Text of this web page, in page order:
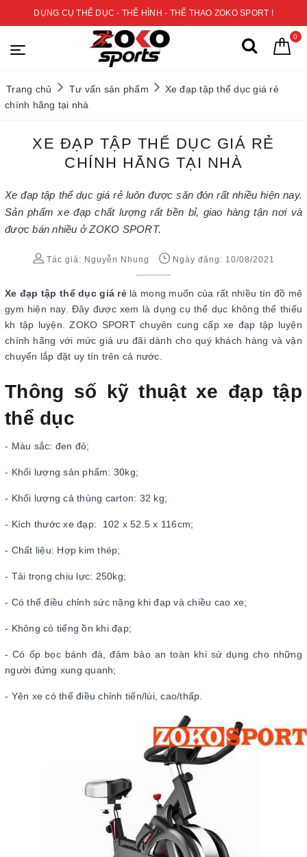
DỤNG CỤ THỂ DỤC - THỂ HÌNH - THỂ THAO ZOKO SPORT !
0
Trang chủ Tư vấn sản phẩm
Xe đạp tập thể dục giá rẻ
chính hãng tại nhà
XE ĐẠP TẬP THỂ DỤC GIÁ RẺ
CHÍNH HÃNG TẠI NHÀ
Xe đạp tập thể dục giá rẻ luôn được săn đón rất nhiều hiện nay.
Sản phẩm xe đạp chất lượng rất bền bỉ, giao hàng tận nơi và
được bán nhiều ở ZOKO SPORT.
Tác giả: Nguyễn Nhung Ngày đăng: 10/08/2021
Xe đạp tập thể dục giá rẻ là mong muốn của rất nhiều tín đồ mê
gym hiện nay. Đây được xem là dụng cụ thể dục không thể thiếu
kh tập luyện. ZOKO SPORT chuyên cung cấp xe đạp tập luyện
chính hãng với mức giá ưu đãi dành cho quý khách hàng và vận
chuyển lắp đặt uy tín trên cả nước.
Thông số kỹ thuật xe đạp tập
thể dục
- Màu sắc: đen đỏ;
- Khối lượng sản phẩm: 30kg;
- Khối lượng cả thùng carton: 32 kg;
- Kích thước xe đạp: 102 x 52.5 x 116cm;
- Chất liệu: Hợp kim thép;
- Tải trọng chịu lực: 250kg;
- Có thể điều chỉnh sức nặng khi đạp và chiều cao xe;
- Không có tiếng ồn khi đạp;
- Có ốp bọc bánh đà, đảm bảo an toàn khi sử dụng cho những
người đứng xung quanh;
- Yên xe có thể điều chỉnh tiến/lùi, cao/thấp.